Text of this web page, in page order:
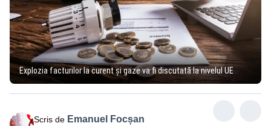
Explozia facturilor la curent și gaze va fi discutată la nivelul UE
Scris de Emanuel Focșan